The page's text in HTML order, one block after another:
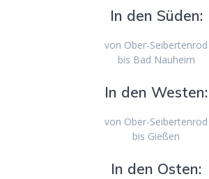
In den Süden:
von Ober-Seibertenrod
bis Bad Nauheim
In den Westen:
von Ober-Seibertenrod
bis Gießen
In den Osten: